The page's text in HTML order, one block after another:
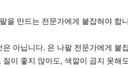
을 만드는 전문가에게 붙잡혀야 합
아닙니다. 은 나팔 전문가에게 붙
이 좋지 않아도, 색깔이 곱지 못해